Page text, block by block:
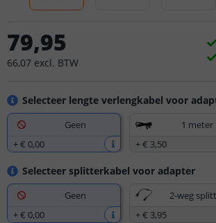
Selecteer lengte verlengkabel voor
Geen
+€ 0,00
1 meter
+€ 3,50
Selecteer splitterkabel voor adapter
Geen
+€ 0,00
2-weg
+€ 3,95
79,95
66,07 excl. BTW